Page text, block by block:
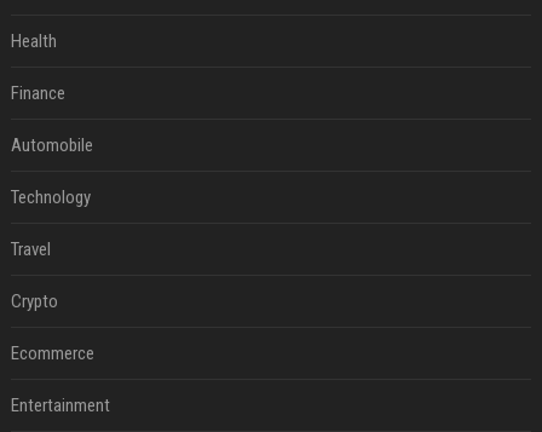
Health
Finance
Automobile
Technology
Travel
Crypto
Ecommerce
Entertainment